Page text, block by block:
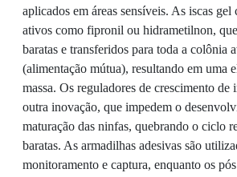
aplicados em áreas sensíveis. As iscas
ativos como fipronil ou hidrametilnon,
baratas e transferidos para toda a colônia
(alimentação mútua), resultando em uma
massa. Os reguladores de crescimento de
outra inovação, que impedem o
maturação das ninfas, quebrando o ciclo
baratas. As armadilhas adesivas são
monitoramento e captura, enquanto os